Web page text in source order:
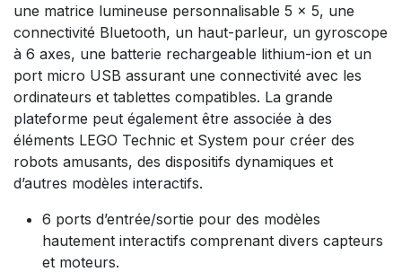
une matrice lumineuse personnalisable 5 x 5, une
connectivité Bluetooth, un haut-parleur, un gyroscope
à 6 axes, une batterie rechargeable lithium-ion et un
port micro USB assurant une connectivité avec les
ordinateurs et tablettes compatibles. La grande
plateforme peut également être associée à des
éléments LEGO Technic et System pour créer des
robots amusants, des dispositifs dynamiques et
d’autres modèles interactifs.
6 ports d’entrée/sortie pour des modèles
hautement interactifs comprenant divers capteurs
et moteurs.